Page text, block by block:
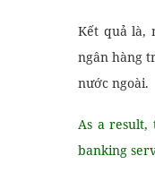
Kết quả là,
ngân hàng
nước ngoài.
As a result,
banking